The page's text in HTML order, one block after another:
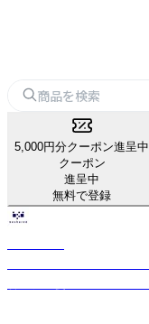
5,000円分クーポン進呈中
クーポン
進呈中
無料で登録